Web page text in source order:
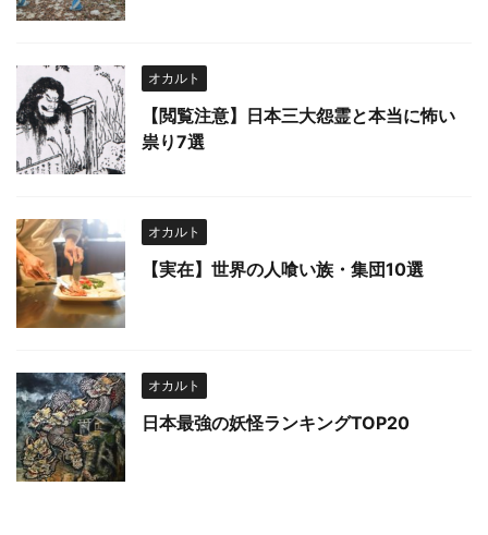
オカルト
【閲覧注意】日本三大怨霊と本当に怖い
祟り7選
オカルト
【実在】世界の人喰い族・集団10選
オカルト
日本最強の妖怪ランキングTOP20